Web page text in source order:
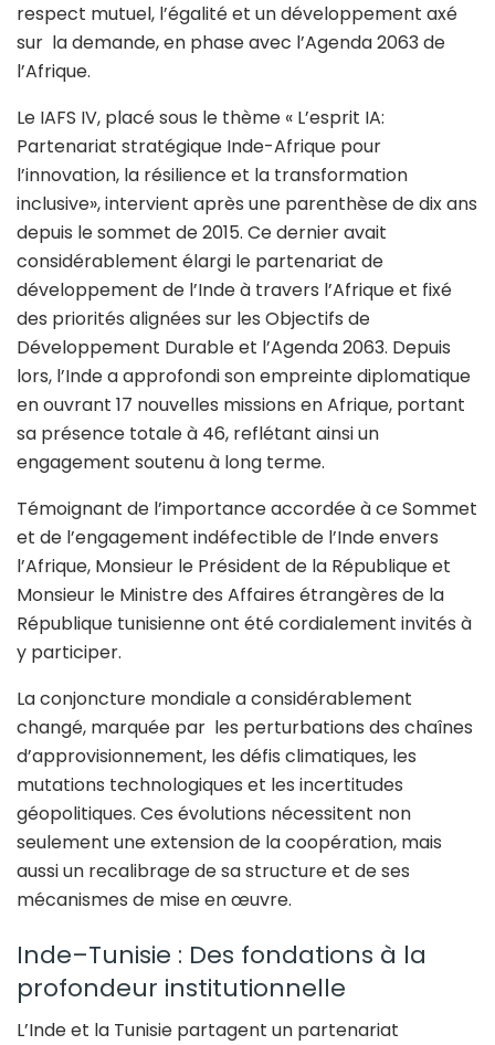
respect mutuel, l’égalité et un développement axé
sur la demande, en phase avec l’Agenda 2063 de
l’Afrique.
Le IAFS IV, placé sous le thème « L’esprit IA:
Partenariat stratégique Inde-Afrique pour
l’innovation, la résilience et la transformation
inclusive», intervient après une parenthèse de dix ans
depuis le sommet de 2015. Ce dernier avait
considérablement élargi le partenariat de
développement de l’Inde à travers l’Afrique et fixé
des priorités alignées sur les Objectifs de
Développement Durable et l’Agenda 2063. Depuis
lors, l’Inde a approfondi son empreinte diplomatique
en ouvrant 17 nouvelles missions en Afrique, portant
sa présence totale à 46, reflétant ainsi un
engagement soutenu à long terme.
Témoignant de l’importance accordée à ce Sommet
et de l’engagement indéfectible de l’Inde envers
l’Afrique, Monsieur le Président de la République et
Monsieur le Ministre des Affaires étrangères de la
République tunisienne ont été cordialement invités à
y participer.
La conjoncture mondiale a considérablement
changé, marquée par les perturbations des chaînes
d’approvisionnement, les défis climatiques, les
mutations technologiques et les incertitudes
géopolitiques. Ces évolutions nécessitent non
seulement une extension de la coopération, mais
aussi un recalibrage de sa structure et de ses
mécanismes de mise en œuvre.
Inde–Tunisie : Des fondations à la
profondeur institutionnelle
L’Inde et la Tunisie partagent un partenariat